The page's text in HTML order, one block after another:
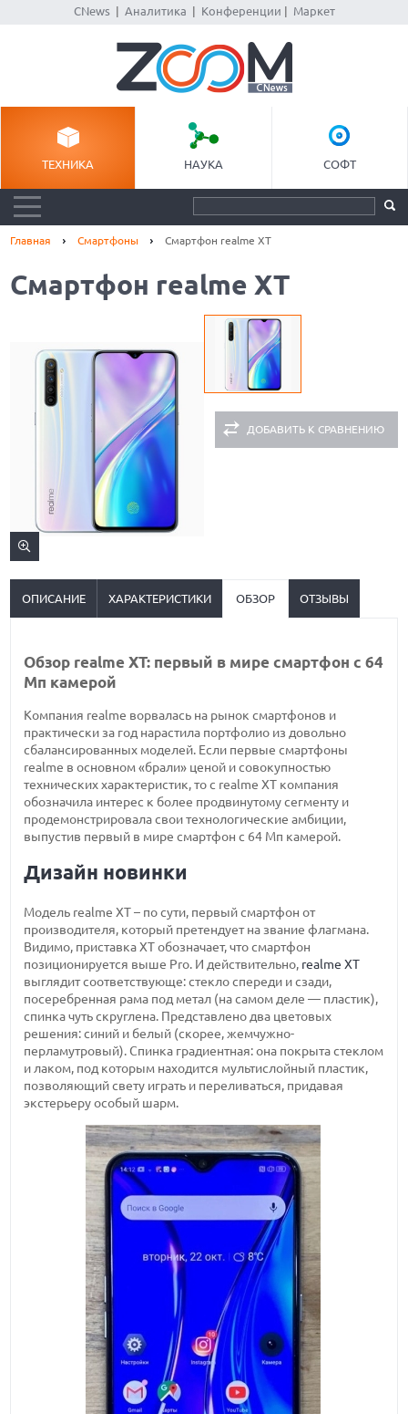
CNews| Аналитика Конференции Маркет
ТЕХНИКА НАУКА СОФТ
Главная Смартфоны Смартфон realme XT
Смартфон realme XT
ДОБАВИТЬ К СРАВНЕНИЮ
ОПИСАНИЕ ХАРАКТЕРИСТИКИ ОБЗОР ОТЗЫВЫ
Обзор realme XT: первый в мире смартфон с 64
Мп камерой
Компания realme ворвалась на рынок смартфонов и
практически за год нарастила портфолио из довольно
сбалансированных моделей. Если первые смартфоны
realme в основном «брали» ценой и совокупностью
технических характеристик, то с realme XT компания
обозначила интерес к более продвинутому сегменту и
продемонстрировала свои технологические амбиции,
выпустив первый в мире смартфон с 64 Мп камерой.
Дизайн новинки
Модель realme XT – по сути, первый смартфон от
производителя, который претендует на звание флагмана.
Видимо, приставка XT обозначает, что смартфон
позиционируется выше Pro. И действительно, realme XT
выглядит соответствующе: стекло спереди и сзади,
посеребренная рама под метал (на самом деле — пластик),
спинка чуть скруглена. Представлено два цветовых
решения: синий и белый (скорее, жемчужно-
перламутровый). Спинка градиентная: она покрыта стеклом
и лаком, под которым находится мультислойный пластик,
позволяющий свету играть и переливаться, придавая
экстерьеру особый шарм.